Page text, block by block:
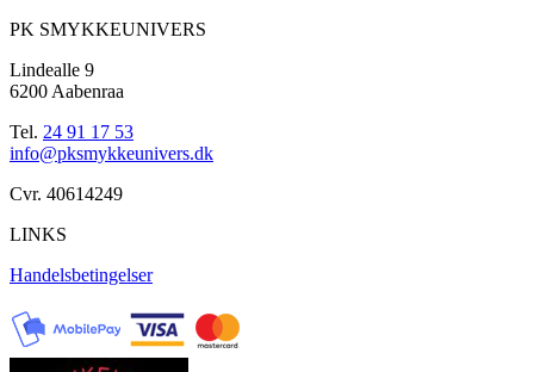
PK SMYKKEUNIVERS
Lindealle 9
6200 Aabenraa
Tel. 24 91 17 53
info@pksmykkeunivers.dk
Cvr. 40614249
LINKS
Handelsbetingelser